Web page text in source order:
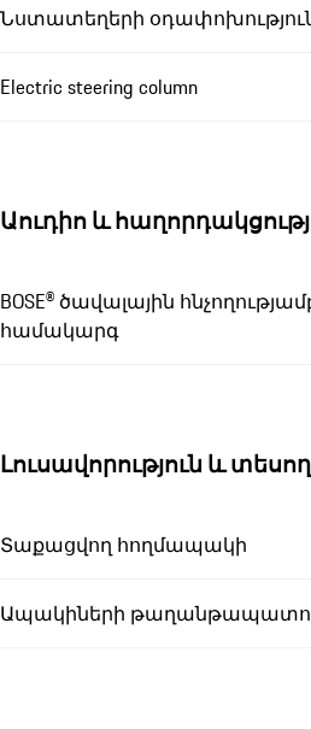
Նստատեղերի
Electric steering column
Աուդիո և
BOSE® ծավալային
համակարգ
Լուսավորություն և
Տաքացվող հողմապակի
Ապակիների